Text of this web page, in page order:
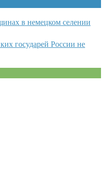
в немецком селении
государей России не